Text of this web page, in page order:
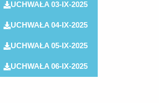
UCHWAŁA 03-IX-2025
UCHWAŁA 04-IX-2025
UCHWAŁA 05-IX-2025
UCHWAŁA 06-IX-2025